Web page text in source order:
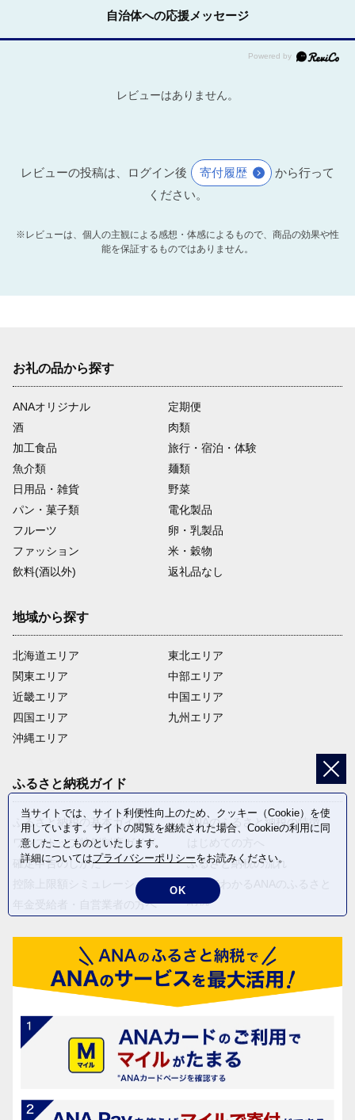
夢ファームシュシュ
自治体への応援メッセージ
レビューはありません。
レビューの投稿は、ログイン後 寄付履歴
から行って
ください。
※レビューは、個人の主観による感想・体感によるもので、商品の効果や性
能を保証するものではありません。
お礼の品から探す
ANAオリジナル
定期便
酒
肉類
加工食品
旅行・宿泊・体験
魚介類
麺類
日用品・雑貨
野菜
パン・菓子類
電化製品
フルーツ
卵・乳製品
ファッション
米・穀物
飲料(酒以外)
返礼品なし
地域から探す
北海道エリア
関東エリア
近畿エリア
四国エリア
沖縄エリア
東北エリア
中部エリア
中国エリア
九州エリア
ふるさと納税ガイド
ふるさと納税の基本ガイド
ワンストップ特例制度ガイド
確定申告のしかた
控除上限額シミュレーション
年金受給者・自営業者の方へ
ANAのふるさと納税の特徴
ふるさと納税の流れ
動画でわかるANAのふるさと
納税
当サイトでは、サイト利便性向上のため、クッキー（Cookie）を使
用しています。サイトの閲覧を継続された場合、Cookieの利用に同
意したことものといたします。
詳細についてはプライバシーポリシーをお読みください。
OK